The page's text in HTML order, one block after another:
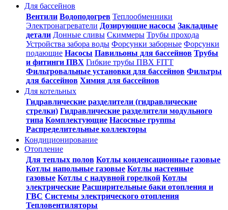
Для бассейнов
Вентили Водоподогрев Теплообменники
Электронагреватели Дозирующие насосы Закладные
детали Донные сливы Скиммеры Трубы прохода
Устройства забора воды Форсунки заборные Форсунки
подающие Насосы Павильоны для бассейнов Трубы
и фитинги ПВХ Гибкие трубы ПВХ FITT
Фильтровальные установки для бассейнов Фильтры
для бассейнов Химия для бассейнов
Для котельных
Гидравлические разделители (гидравлические
стрелки) Гидравлические разделители модульного
типа Комплектующие Насосные группы
Распределительные коллекторы
Кондиционирование
Отопление
Для теплых полов Котлы конденсационные газовые
Котлы напольные газовые Котлы настенные
газовые Котлы с надувной горелкой Котлы
электрические Расширительные баки отопления и
ГВС Системы электрического отопления
Тепловентиляторы